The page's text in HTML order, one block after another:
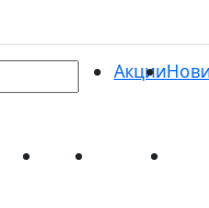
Акции
Акции Новинки